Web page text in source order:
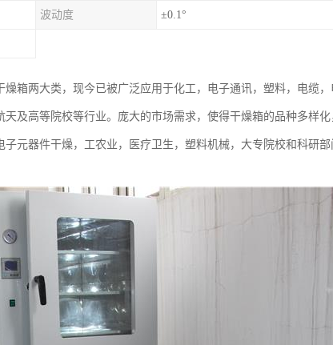
波动度 ±0.1°
箱两大类，现今已被广泛应用于化工，电子通讯，塑料，电缆，
及高等院校等行业。庞大的市场需求，使得干燥箱的品种多样化
元器件干燥，工农业，医疗卫生，塑料机械，大专院校和科研部